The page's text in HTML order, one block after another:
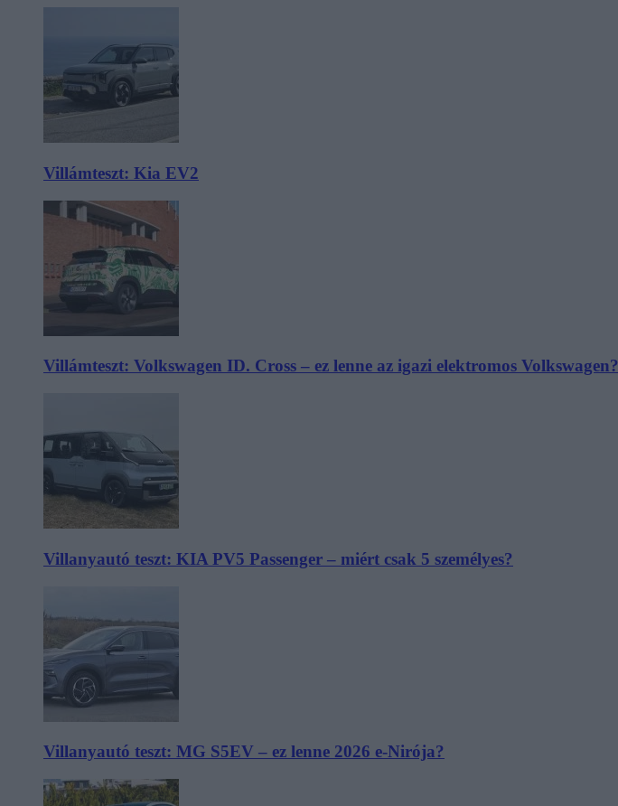
Villámteszt: Kia EV2
Villámteszt: Volkswagen ID. Cross – ez lenne az igazi elektromos Volkswagen?
Villanyautó teszt: KIA PV5 Passenger – miért csak 5 személyes?
Villanyautó teszt: MG S5EV – ez lenne 2026 e-Nirója?